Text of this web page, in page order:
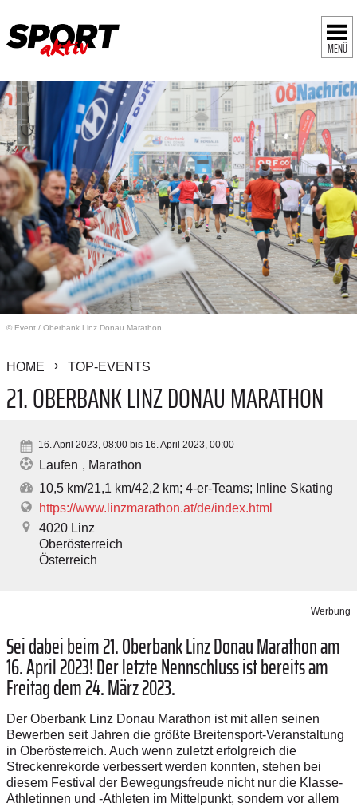
MENÜ
© Event / Oberbank Linz Donau Marathon
HOME TOP-EVENTS
21. OBERBANK LINZ DONAU MARATHON
16. April 2023, 08:00 bis 16. April 2023, 00:00
Laufen
Marathon
10,5 km/21,1 km/42,2 km; 4-er-Teams; Inline Skating
https://www.linzmarathon.at/de/index.html
4020 Linz
Oberösterreich
Österreich
Werbung
Sei dabei beim 21. Oberbank Linz Donau Marathon am
16. April 2023! Der letzte Nennschluss ist bereits am
Freitag dem 24. März 2023.
Der Oberbank Linz Donau Marathon ist mit allen seinen
Bewerben seit Jahren die größte Breitensport-Veranstaltung
in Oberösterreich. Auch wenn zuletzt erfolgreich die
Streckenrekorde verbessert werden konnten, stehen bei
diesem Festival der Bewegungsfreude nicht nur die Klasse-
Athletinnen und -Athleten im Mittelpunkt, sondern vor allem